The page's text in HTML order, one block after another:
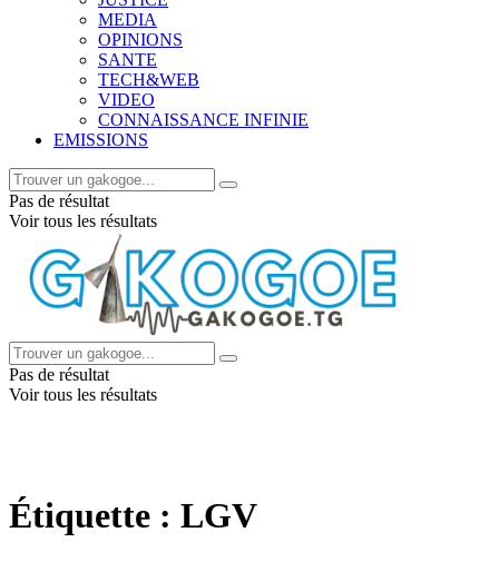
MEDIA
OPINIONS
SANTE
TECH&WEB
VIDEO
CONNAISSANCE INFINIE
EMISSIONS
Pas de résultat
Voir tous les résultats
Pas de résultat
Voir tous les résultats
Étiquette : LGV